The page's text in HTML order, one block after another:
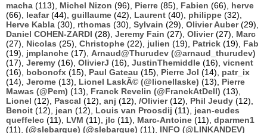
macha (113), Michel Nizon (96), Pierre (85), Fabien (66), herve
(66), leafar(44), guillaume (42), Laurent (40), philippe (32),
Herve Kabla (30), rthomas (30), Sylvain (29), Olivier Auber(29),
Daniel COHEN-ZARDI (28), Jeremy Fain (27), Olivier(27), Marc
(27), Nicolas (25), Christophe (22), julien (19), Patrick (19), Fab
(19), jmplanche (17), Arnaud@Thurudev (@arnaud_thurudev)
(17), Jeremy (16), OlivierJ (16), JustinThemiddle (16), vicnent
(16), bobonofx (15), Paul Gateau (15), Pierre Jol (14), patr_ix
(14), Jerome (13), Lionel LaskÃ© (@lionellaske) (13), Pierre
Mawas (@Pem) (13), Franck Revelin (@FranckAtDell) (13),
Lionel (12), Pascal (12), anj (12), /Olivier(12), Phil Jeudy (12),
Benoit (12), jean (12), Louis van Proosdij (11), jean-eudes
queffelec (11), LVM (11), jlc (11), Marc-Antoine (11), dparmen1
(11), (@slebarque) (@slebarque) (11), INFO (@LINKANDEV)